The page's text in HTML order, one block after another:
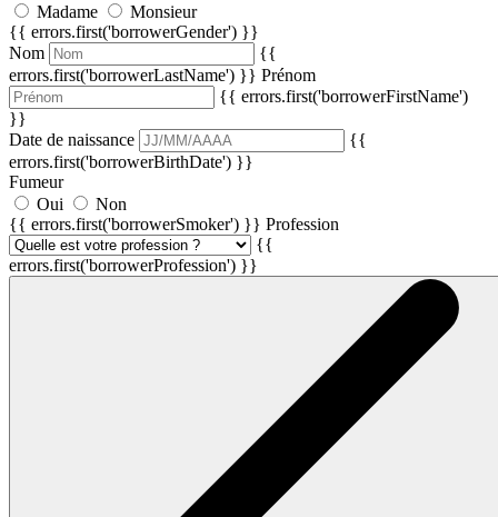
Madame
Monsieur
{{ errors.first('borrowerGender') }}
Nom
{{
errors.first('borrowerLastName') }} Prénom
{{ errors.first('borrowerFirstName')
}}
Date de naissance
{{
errors.first('borrowerBirthDate') }}
Fumeur
Oui
Non
{{ errors.first('borrowerSmoker') }} Profession
{{
errors.first('borrowerProfession') }}